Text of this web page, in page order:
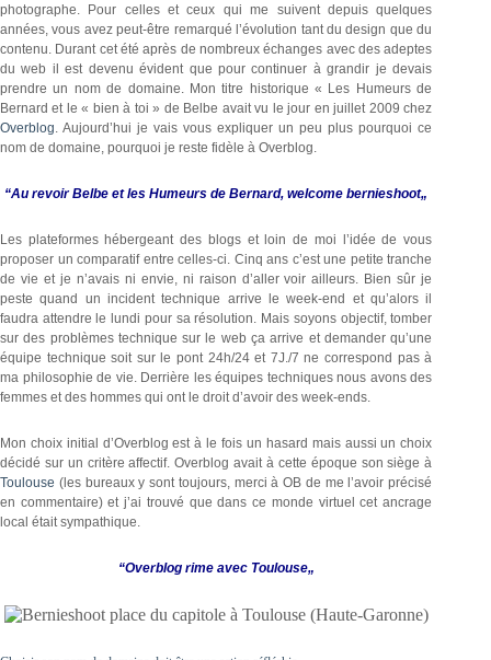
photographe. Pour celles et ceux qui me suivent depuis quelques
années, vous avez peut-être remarqué l’évolution tant du design que du
contenu. Durant cet été après de nombreux échanges avec des adeptes
du web il est devenu évident que pour continuer à grandir je devais
prendre un nom de domaine. Mon titre historique « Les Humeurs de
Bernard et le « bien à toi » de Belbe avait vu le jour en juillet 2009 chez
Overblog. Aujourd’hui je vais vous expliquer un peu plus pourquoi ce
nom de domaine, pourquoi je reste fidèle à Overblog.
“Au revoir Belbe et les Humeurs de Bernard, welcome bernieshoot„
Les plateformes hébergeant des blogs et loin de moi l’idée de vous
proposer un comparatif entre celles-ci. Cinq ans c’est une petite tranche
de vie et je n’avais ni envie, ni raison d’aller voir ailleurs. Bien sûr je
peste quand un incident technique arrive le week-end et qu’alors il
faudra attendre le lundi pour sa résolution. Mais soyons objectif, tomber
sur des problèmes technique sur le web ça arrive et demander qu’une
équipe technique soit sur le pont 24h/24 et 7J./7 ne correspond pas à
ma philosophie de vie. Derrière les équipes techniques nous avons des
femmes et des hommes qui ont le droit d’avoir des week-ends.
Mon choix initial d’Overblog est à le fois un hasard mais aussi un choix
décidé sur un critère affectif. Overblog avait à cette époque son siège à
Toulouse (les bureaux y sont toujours, merci à OB de me l’avoir précisé
en commentaire) et j’ai trouvé que dans ce monde virtuel cet ancrage
local était sympathique.
“Overblog rime avec Toulouse„